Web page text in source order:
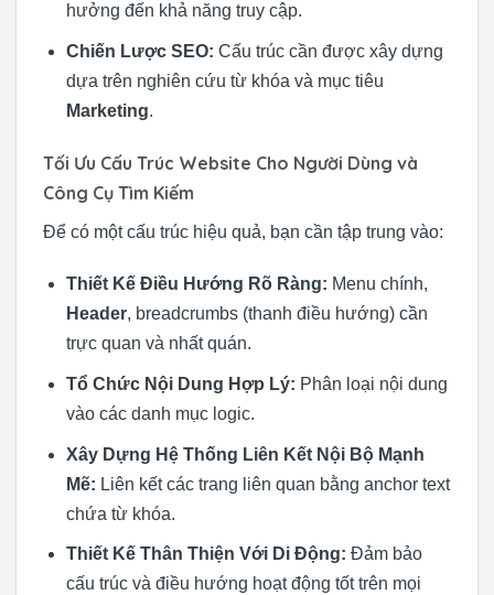
hưởng đến khả năng truy cập.
Chiến Lược SEO: Cấu trúc cần được xây dựng
dựa trên nghiên cứu từ khóa và mục tiêu
Marketing.
Tối Ưu Cấu Trúc Website Cho Người Dùng và
Công Cụ Tìm Kiếm
Để có một cấu trúc hiệu quả, bạn cần tập trung vào:
Thiết Kế Điều Hướng Rõ Ràng: Menu chính,
Header, breadcrumbs (thanh điều hướng) cần
trực quan và nhất quán.
Tổ Chức Nội Dung Hợp Lý: Phân loại nội dung
vào các danh mục logic.
Xây Dựng Hệ Thống Liên Kết Nội Bộ Mạnh
Mẽ: Liên kết các trang liên quan bằng anchor text
chứa từ khóa.
Thiết Kế Thân Thiện Với Di Động: Đảm bảo
cấu trúc và điều hướng hoạt động tốt trên mọi